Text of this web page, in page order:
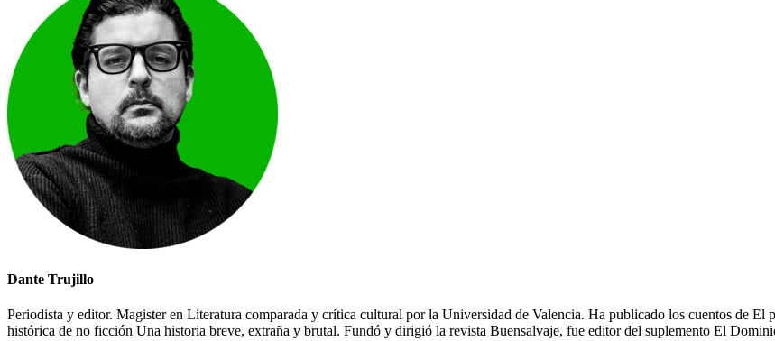
Dante Trujillo
Periodista y editor. Magister en Literatura comparada y crítica cultural por la Universidad de Valencia. Ha publicado los cuentos de
histórica de no ficción Una historia breve, extraña y brutal. Fundó y dirigió la revista Buensalvaje, fue editor del suplemento El